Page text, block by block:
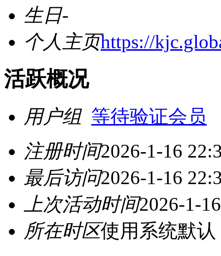
生日-
个人主页https://
活跃概况
用户组 等待验证会员
注册时间2026-1-16
最后访问2026-1-16
上次活动时间2026-1-
所在时区使用系统默认